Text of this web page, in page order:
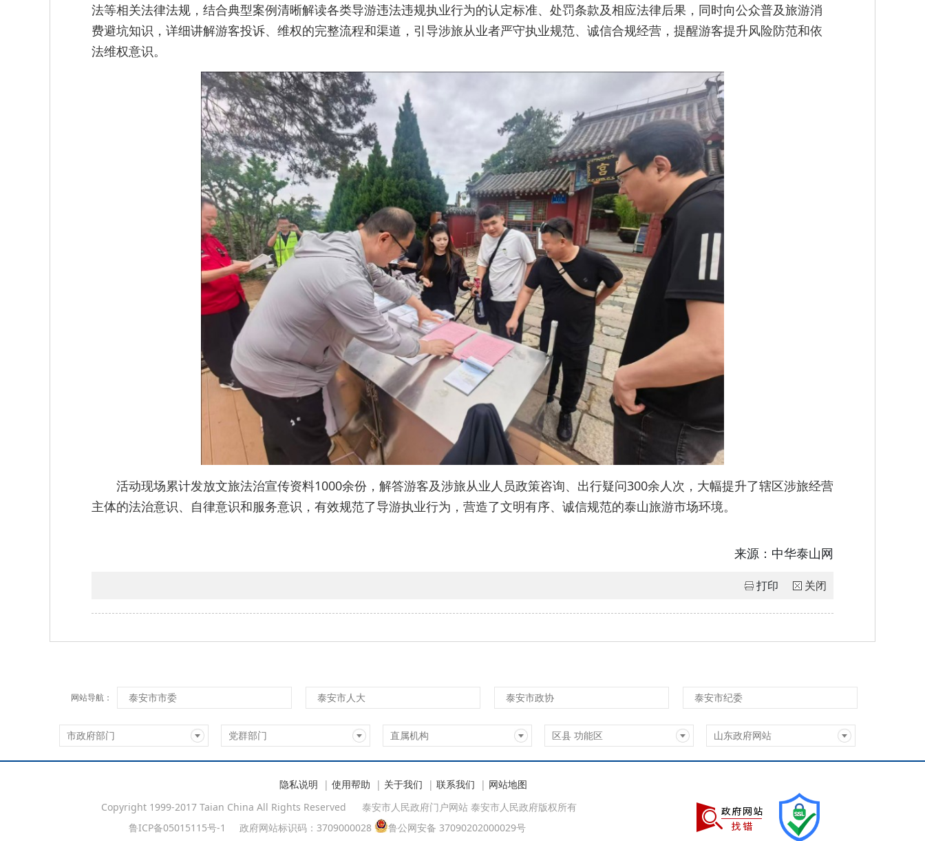
法等相关法律法规，结合典型案例清晰解读各类导游违法违规执业行为的认定标准、处罚条款及相应法律后果，同时向公众普及旅游消
费避坑知识，详细讲解游客投诉、维权的完整流程和渠道，引导涉旅从业者严守执业规范、诚信合规经营，提醒游客提升风险防范和依
法维权意识。
活动现场累计发放文旅法治宣传资料1000余份，解答游客及涉旅从业人员政策咨询、出行疑问300余人次，大幅提升了辖区涉旅经营
主体的法治意识、自律意识和服务意识，有效规范了导游执业行为，营造了文明有序、诚信规范的泰山旅游市场环境。
来源： 中华泰山网
关闭
打印
网站导航： 泰安市市委 泰安市人大 泰安市政协 泰安市纪委
市政府部门 党群部门 直属机构 区县 功能区 山东政府网站
隐私说明 | 使用帮助 | 关于我们 | 联系我们 | 网站地图
Copyright 1999-2017 Taian China All Rights Reserved
泰安市人民政府门户网站 泰安市人民政府版权所有
鲁ICP备05015115号-1
政府网站标识码：3709000028 鲁公网安备 37090202000029号